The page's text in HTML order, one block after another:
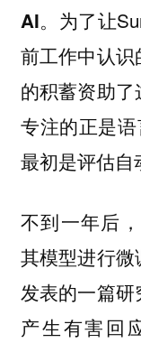
AI。 为了让
前工作中认
的积蓄资助
专注的正是
最初是评估自
不到一年后，
其模型进行
发表的一篇
产生有害回